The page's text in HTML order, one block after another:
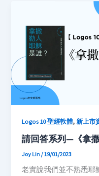
Logos 10 聖經軟體,新上市
請回答系列—《拿
Joy Lin/19/01/2023
老實說我們並不熟悉